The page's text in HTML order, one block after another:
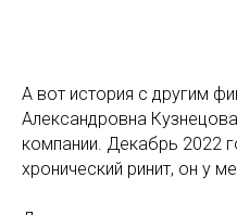
А вот история с другим
Александровна
компании. Декабрь 2022
хронический ринит, он у